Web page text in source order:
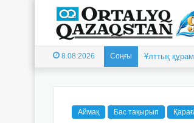
8.08.2026 Соңғы Ұлттық
Аймақ Бас тақырып